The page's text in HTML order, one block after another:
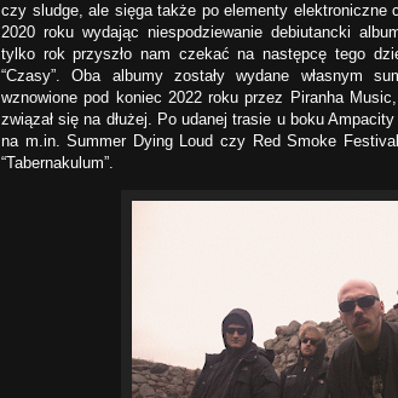
czy sludge, ale sięga także po elementy elektroniczne
2020 roku wydając niespodziewanie debiutancki
tylko rok przyszło nam czekać na następcę tego
“Czasy”. Oba albumy zostały wydane własnym
wznowione pod koniec 2022 roku przez Piranha
związał się na dłużej. Po udanej trasie u boku
na m.in. Summer Dying Loud czy Red Smoke
“Tabernakulum”.